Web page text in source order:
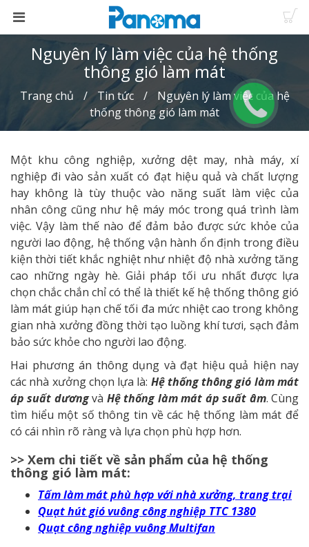
Nguyên lý làm việc của hệ thống
thông gió làm mát
Trang chủ Tin tức
Nguyên lý làm việc của hệ
thống thông gió làm mát
Một khu công nghiệp, xưởng dệt may, nhà máy, xí
nghiệp đi vào sản xuất có đạt hiệu quả và chất lượng
hay không là tùy thuộc vào năng suất làm việc của
nhân công cũng như hệ máy móc trong quá trình làm
việc. Vậy làm thế nào để đảm bảo được sức khỏe của
người lao động, hệ thống vận hành ổn định trong điều
kiện thời tiết khắc nghiệt như nhiệt độ nhà xưởng tăng
cao những ngày hè. Giải pháp tối ưu nhất được lựa
chọn chắc chắn chỉ có thể là thiết kế hệ thống thông gió
làm mát giúp hạn chế tối đa mức nhiệt cao trong không
gian nhà xưởng đồng thời tạo luồng khí tươi, sạch đảm
bảo sức khỏe cho người lao động.
Hai phương án thông dụng và đạt hiệu quả hiện nay
các nhà xưởng chọn lựa là: Hệ thống thông gió làm mát
áp suất dươngvà Hệ thống làm mát áp suất âm. Cùng
tìm hiểu một số thông tin về các hệ thống làm mát để
có cái nhìn rõ ràng và lựa chọn phù hợp hơn.
>> Xem chi tiết về sản phẩm của hệ thống
thông gió làm mát:
Tấm làm mát phù hợp với nhà xưởng, trang trại
Quạt hút gió vuông công nghiệp TTC 1380
Quạt công nghiệp vuông Multifan